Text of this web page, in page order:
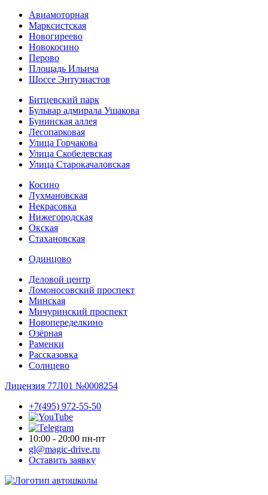
Авиамоторная
Марксистская
Новогиреево
Новокосино
Перово
Площадь Ильича
Шоссе Энтузиастов
Битцевский парк
Бульвар адмирала Ушакова
Бунинская аллея
Лесопарковая
Улица Горчакова
Улица Скобелевская
Улица Старокача­ловская
Косино
Лухмановская
Некрасовка
Нижегородская
Окская
Стахановская
Одинцово
Деловой центр
Ломоносовский проспект
Минская
Мичуринский проспект
Новопере­делкино
Озёрная
Раменки
Рассказовка
Солнцево
Лицензия 77Л01 №0008254
+7(495) 972-55-50
10:00 - 20:00 пн-пт
gl@magic-drive.ru
Оставить заявку